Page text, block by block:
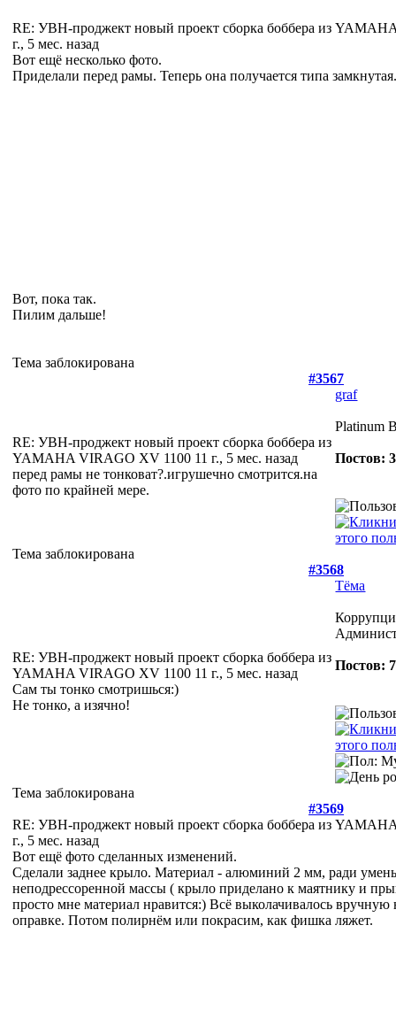
RE: УВН-проджект новый проект сборка боббера из
г., 5 мес. назад
Вот ещё несколько фото.
Приделали перед рамы. Теперь она получается типа
Вот, пока так.
Пилим дальше!
Тема заблокирована
#3567
RE: УВН-проджект новый проект сборка боббера из
YAMAHA VIRAGO XV 1100 11 г., 5 мес. назад
перед рамы не тонковат?.игрушечно смотрится.на
фото по крайней мере.
graf
Platinum
Постов:
Тема заблокирована
#3568
RE: УВН-проджект новый проект сборка боббера из
YAMAHA VIRAGO XV 1100 11 г., 5 мес. назад
Сам ты тонко смотришься:)
Не тонко, а изячно!
Тёма
Постов:
Тема заблокирована
#3569
RE: УВН-проджект новый проект сборка боббера из
г., 5 мес. назад
Вот ещё фото сделанных изменений.
Сделали заднее крыло. Материал - алюминий 2 мм, ради
неподрессоренной массы ( крыло приделано к маятнику и
просто мне материал нравится:) Всё выколачивалось вручную
оправке. Потом полирнём или покрасим, как фишка ляжет.